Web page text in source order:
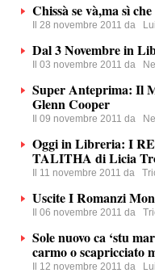
Chissà se và,ma sì
Il 28 novembre 2011 da
Dal 3 Novembre in
Il 03 novembre 2011 da
Super Anteprima: Il
Glenn Cooper
Il 09 novembre 2011 da
Oggi in Libreria: I
TALITHA di Licia
Il 11 novembre 2011 da
Uscite I Romanzi
Il 06 novembre 2011 da
Sole nuovo ca ‘stu
carmo o scapricciato
Il 12 novembre 2011 da